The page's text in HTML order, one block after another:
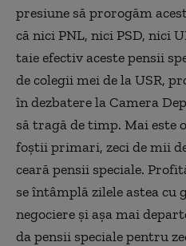
presiune să prorogăm
că nici PNL, nici PSD, nici
taie efectiv aceste pensii
de colegii mei de la USR,
în dezbatere la Camera
să tragă de timp. Mai este
foştii primari, zeci de mii
ceară pensii speciale.
se întâmplă zilele astea cu
negociere şi aşa mai
da pensii speciale pentru